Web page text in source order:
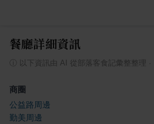
餐廳詳細資訊
以下資訊由 AI 從部落客食記彙整整理
商圈
公益路周邊
勤美周邊